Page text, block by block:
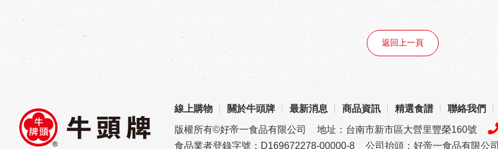
返回上一頁
線上購物 關於牛頭牌 最新消息 商品資訊 精選食譜 聯絡我們
版權所有©好帝一食品有限公司 地址：台南市新市區大營里豐榮160號
食品業者登錄字號：D169672278-00000-8 公司抬頭：好帝一食品有限公司